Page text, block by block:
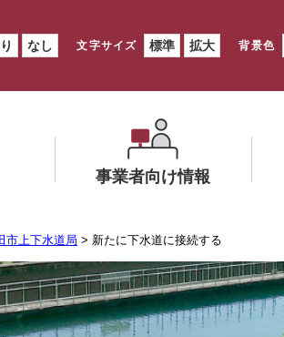
なし 文字サイズ 標準 拡大 背景色
事業者向け情報
メ
ニ
ュ
ー
を
ニ
ュ
ー
市上下水道局 > 新たに下水道に接続する